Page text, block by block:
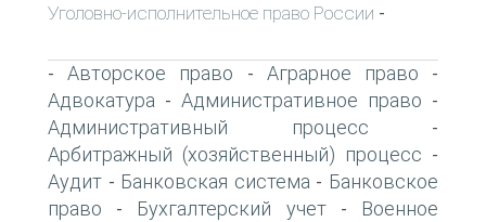
Уголовно-исполнительное право России -
-Авторское право - Аграрное право -
Адвокатура - Административное право -
Административный процесс -
Арбитражный (хозяйственный) процесс -
Аудит - Банковская система - Банковское
право - Бухгалтерский учет-
Военное